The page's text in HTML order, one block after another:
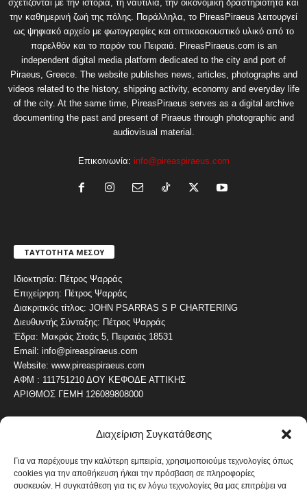
Διαχείριση Συγκατάθεσης
Για να παρέχουμε την καλύτερη εμπειρία, χρησιμοποιούμε τεχνολογίες όπως
cookies για την αποθήκευση ή/και την πρόσβαση σε πληροφορίες
συσκευών. Η συγκατάθεση για τις εν λόγω τεχνολογίες θα μας επιτρέψει να
σχετίζονται με την ιστορία, τη ναυτιλία, την οικονομική δραστηριότητα και
την καθημερινή ζωή της πόλης. Παράλληλα, το PireasPiraeus λειτουργεί
ως ψηφιακό αρχείο με φωτογραφίες και οπτικοακουστικό υλικό από το
παρελθόν και το παρόν του Πειραιά. PireasPiraeus.com is an
independent digital media platform dedicated to the city and port of
Piraeus, Greece. The website publishes news, articles, photographs and
videos related to the history, shipping activity, economy and everyday life
of the city. At the same time, PireasPiraeus serves as a digital archive
documenting the past and present of Piraeus through photographic and
audiovisual material.
Επικοινωνία: info@pireaspiraeus.com
ΤΑΥΤΟΤΗΤΑ ΜΕΣΟΥ
Ιδιοκτησία: Πέτρος Ψαρράς
Επιχείρηση: Πέτρος Ψαρράς
Διακριτικός τίτλος: JOHN PSARRAS S P CHARTERING
Διευθυντής Σύνταξης: Πέτρος Ψαρράς
Έδρα: Μακράς Στοάς 5, Πειραιάς 18531
Email: info@pireaspiraeus.com
Website: www.pireaspiraeus.com
ΑΦΜ : 111751210 ΔΟΥ ΚΕΦΟΔΕ ΑΤΤΙΚΗΣ
ΑΡΙΘΜΟΣ ΓΕΜΗ 126089808000
ΔΗΜΟΦΙΛΗ ΚΑΤΗΓΟΡΙΑ
ΝΕΑ ΤΟΥ ΠΕΙΡΑΙΑ
ΟΛΥΜΠΙΑΚΟΣ